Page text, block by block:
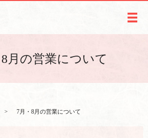
メ
月の営業について
7月・8月の営業について